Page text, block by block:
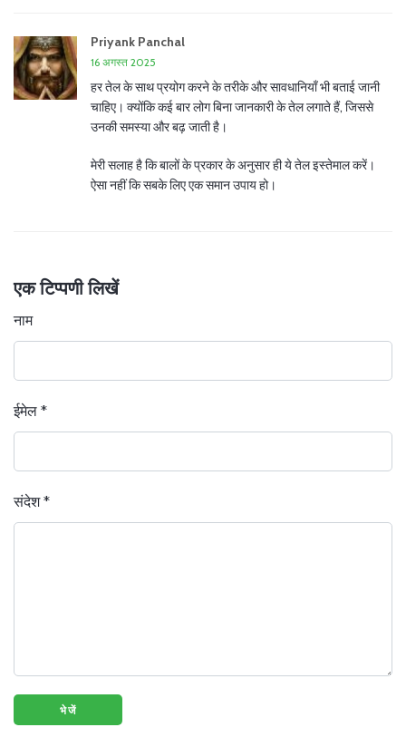
Priyank Panchal
16 अगस्त 2025
हर तेल के साथ प्रयोग करने के तरीके और सावधानियाँ भी बताई जानी
चाहिए। क्योंकि कई बार लोग बिना जानकारी के तेल लगाते हैं, जिससे
उनकी समस्या और बढ़ जाती है।
मेरी सलाह है कि बालों के प्रकार के अनुसार ही ये तेल इस्तेमाल करें।
ऐसा नहीं कि सबके लिए एक समान उपाय हो।
एक टिप्पणी लिखें
नाम
ईमेल *
संदेश*